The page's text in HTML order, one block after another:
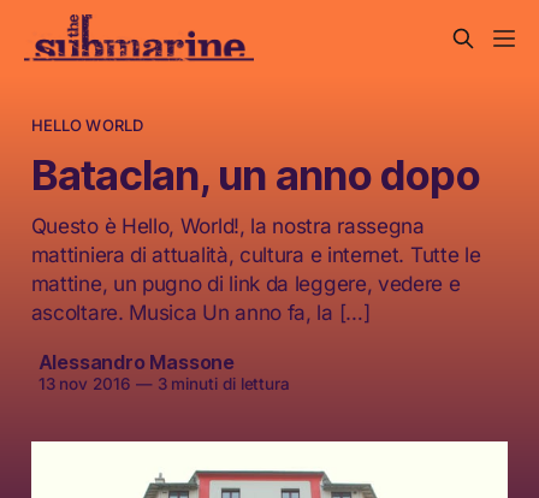
HELLO WORLD
Bataclan, un anno dopo
Questo è Hello, World!, la nostra rassegna
mattiniera di attualità, cultura e internet. Tutte le
mattine, un pugno di link da leggere, vedere e
ascoltare. Musica Un anno fa, la […]
Alessandro Massone
13 nov 2016 —3 minuti di lettura